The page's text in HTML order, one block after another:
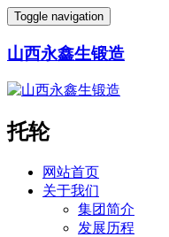
Toggle navigation
山西永鑫生锻造
托轮
网站首页
关于我们
集团简介
发展历程